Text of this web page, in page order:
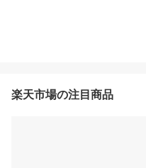
楽天市場の注目商品